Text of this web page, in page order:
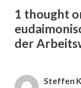
1 thought
der
Steffen